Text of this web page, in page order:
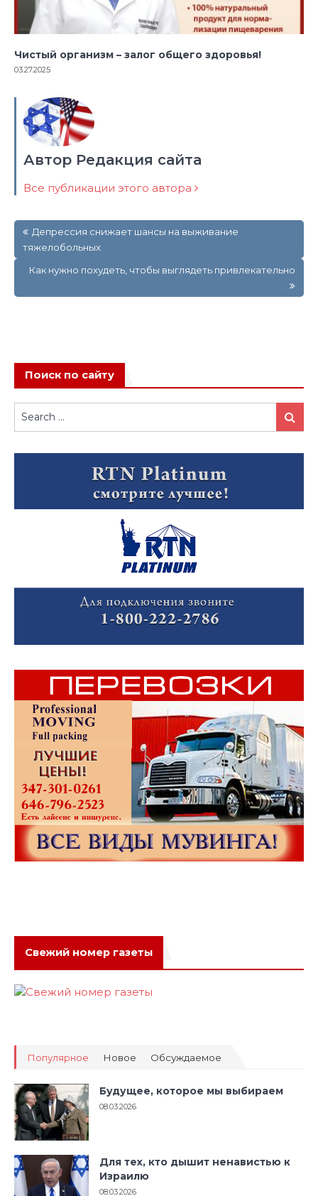
Чистый организм – залог общего здоровья!
03.27.2025
Автор Редакция сайта
Все публикации этого автора
по
записям
Депрессия снижает шансы на выживание
тяжелобольных
Как нужно похудеть, чтобы выглядеть привлекательно
Поиск по сайту
Search
for:
Search
Свежий номер газеты
Популярное Новое Обсуждаемое
Будущее, которое мы выбираем
08.03.2026
Для тех, кто дышит ненавистью к
Израилю
08.03.2026